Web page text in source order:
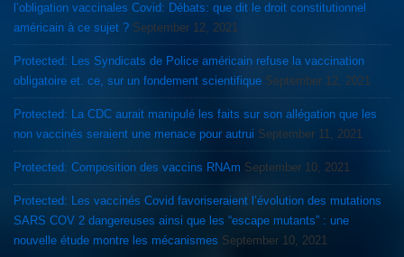
l’obligation vaccinales Covid: Débats: que dit le droit constitutionnel
américain à ce sujet ? September 12, 2021
Protected: Les Syndicats de Police américain refuse la vaccination
obligatoire et. ce, sur un fondement scientifique September 12, 2021
Protected: La CDC aurait manipulé les faits sur son allégation que les
non vaccinés seraient une menace pour autrui September 11, 2021
Protected: Composition des vaccins RNAm September 10, 2021
Protected: Les vaccinés Covid favoriseraient l’évolution des mutations
SARS COV 2 dangereuses ainsi que les “escape mutants” : une
nouvelle étude montre les mécanismes September 10, 2021